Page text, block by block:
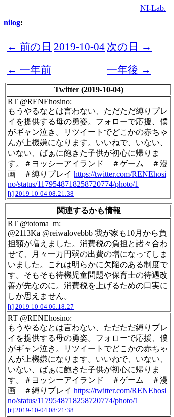
NI-Lab.
nilog:
← 前の日 2019-10-04 次の日 →
← 一年前
一年後 →
Twitter (2019-10-04)
RT @RENEhosino:
もうやるなとは言わない、ただただ縛りプレ
イを提供する母の勇姿。フォローで応援、僕
がギャン泣き。リツイートでどこかの赤ちゃ
んが上機嫌になります。いいねで、いない、
いない、ばぁに飽きた子供が初心に帰りま
す。＃ヨッシーアイランド ＃ゲーム ＃漫
画 ＃縛りプレイ https://twitter.com/RENEhosi
no/status/1179548718258720774/photo/1
[t] 2019-10-04 08:21:38
関連するかも情報
RT @totoma_m:
@2113Ka @reiwalovebbb 我が家も10月から負
担額が増えました。消費税の負担と諸々合わ
せて、月々一万円弱の出費の増になってしま
いました。これは明らかに欠陥のある制度で
す。そもそも待機児童問題や保育士の待遇改
善が先なのに。消費税を上げるための口実に
しか思えません。
[t] 2019-10-04 06:18:27
RT @RENEhosino:
もうやるなとは言わない、ただただ縛りプレ
イを提供する母の勇姿。フォローで応援、僕
がギャン泣き。リツイートでどこかの赤ちゃ
んが上機嫌になります。いいねで、いない、
いない、ばぁに飽きた子供が初心に帰りま
す。＃ヨッシーアイランド ＃ゲーム ＃漫
画 ＃縛りプレイ https://twitter.com/RENEhosi
no/status/1179548718258720774/photo/1
[t] 2019-10-04 08:21:38